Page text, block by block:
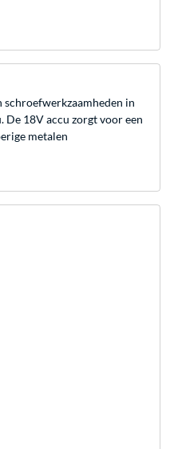
schroefwerkzaamheden in
De 18V accu zorgt voor een
metalen